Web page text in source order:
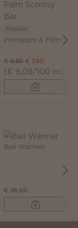
Populair
Pineapple & Palm Scentsy Bar
€ 9,50 € 7,60
(€ 8,09/100 ml)
Bali Warmer
€ 56,00